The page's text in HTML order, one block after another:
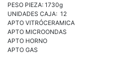
PESO PIEZA: 1730g
UNIDADES CAJA: 12
APTO VITRÓCERAMICA
APTO MICROONDAS
APTO HORNO
APTO GAS